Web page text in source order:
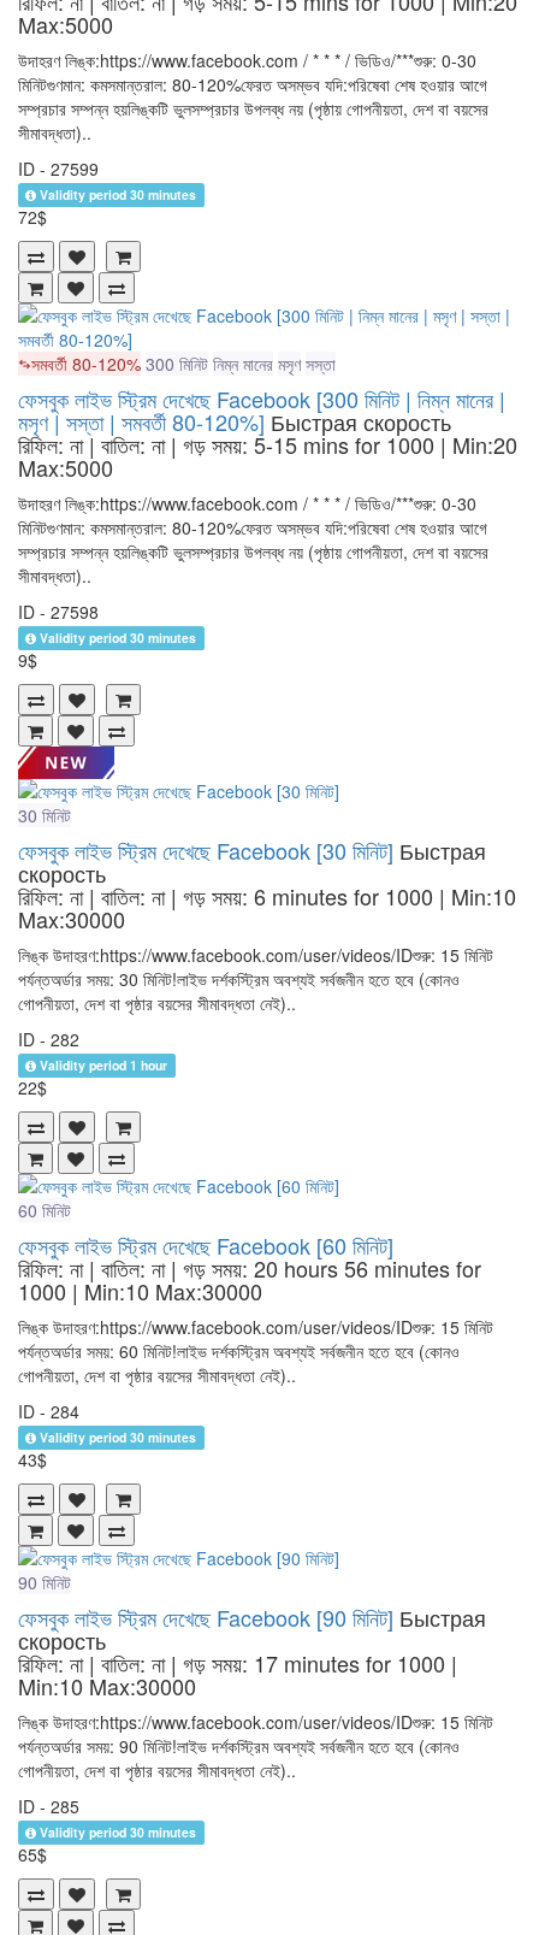
Max:5000
উদাহরণ লিঙ্ক:https://www.facebook.com / * * * / ভিডিও/***শুরু: 0-30
মিনিটগুণমান: কমসমান্তরাল: 80-120%ফেরত অসম্ভব যদি:পরিষেবা শেষ হওয়ার আগে
সম্প্রচার সম্পন্ন হয়লিঙ্কটি ভুলসম্প্রচার উপলব্ধ নয় (পৃষ্ঠায় গোপনীয়তা, দেশ বা বয়সের
সীমাবদ্ধতা)..
ID - 27599
Validity period 30 minutes
72$
সমবর্তী 80-120% 300 মিনিট নিম্ন মানের মসৃণ সস্তা
ফেসবুক লাইভ স্ট্রিম দেখেছে Facebook [300 মিনিট | নিম্ন মানের |
মসৃণ | সস্তা | সমবর্তী 80-120%] Быстрая скорость
রিফিল: না | বাতিল: না | গড় সময়: 5-15 mins for 1000 | Min:20
Max:5000
উদাহরণ লিঙ্ক:https://www.facebook.com / * * * / ভিডিও/***শুরু: 0-30
মিনিটগুণমান: কমসমান্তরাল: 80-120%ফেরত অসম্ভব যদি:পরিষেবা শেষ হওয়ার আগে
সম্প্রচার সম্পন্ন হয়লিঙ্কটি ভুলসম্প্রচার উপলব্ধ নয় (পৃষ্ঠায় গোপনীয়তা, দেশ বা বয়সের
সীমাবদ্ধতা)..
ID - 27598
Validity period 30 minutes
9$
30 মিনিট
ফেসবুক লাইভ স্ট্রিম দেখেছে Facebook [30 মিনিট] Быстрая
скорость
রিফিল: না | বাতিল: না | গড় সময়: 6 minutes for 1000 | Min:10
Max:30000
লিঙ্ক উদাহরণ:https://www.facebook.com/user/videos/IDশুরু: 15 মিনিট
পর্যন্তঅর্ডার সময়: 30 মিনিট!লাইভ দর্শকস্ট্রিম অবশ্যই সর্বজনীন হতে হবে (কোনও
গোপনীয়তা, দেশ বা পৃষ্ঠার বয়সের সীমাবদ্ধতা নেই)..
ID - 282
Validity period 1 hour
22$
60 মিনিট
ফেসবুক লাইভ স্ট্রিম দেখেছে Facebook [60 মিনিট]
রিফিল: না | বাতিল: না | গড় সময়: 20 hours 56 minutes for
1000 | Min:10 Max:30000
লিঙ্ক উদাহরণ:https://www.facebook.com/user/videos/IDশুরু: 15 মিনিট
পর্যন্তঅর্ডার সময়: 60 মিনিট!লাইভ দর্শকস্ট্রিম অবশ্যই সর্বজনীন হতে হবে (কোনও
গোপনীয়তা, দেশ বা পৃষ্ঠার বয়সের সীমাবদ্ধতা নেই)..
ID - 284
Validity period 30 minutes
43$
90 মিনিট
ফেসবুক লাইভ স্ট্রিম দেখেছে Facebook [90 মিনিট] Быстрая
скорость
রিফিল: না | বাতিল: না | গড় সময়: 17 minutes for 1000 |
Min:10 Max:30000
লিঙ্ক উদাহরণ:https://www.facebook.com/user/videos/IDশুরু: 15 মিনিট
পর্যন্তঅর্ডার সময়: 90 মিনিট!লাইভ দর্শকস্ট্রিম অবশ্যই সর্বজনীন হতে হবে (কোনও
গোপনীয়তা, দেশ বা পৃষ্ঠার বয়সের সীমাবদ্ধতা নেই)..
ID - 285
Validity period 30 minutes
65$